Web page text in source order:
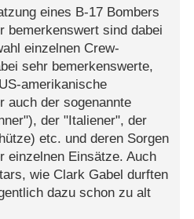
eines B-17 Bombers
bemerkenswert sind dabei
einzelnen Crew-
sehr bemerkenswerte,
amerikanische
auch der sogenannte
der "Italiener", der
etc. und deren Sorgen
einzelnen Einsätze. Auch
wie Clark Gabel durften
dazu schon zu alt